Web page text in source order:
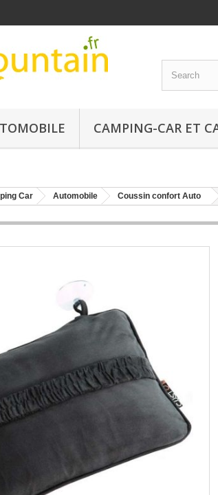
CAMPING-CAR ET
Car Automobile Coussin confort Auto